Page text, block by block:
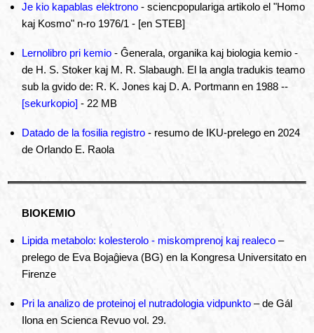
Je kio kapablas elektrono - sciencpopulariga artikolo el "Homo
kaj Kosmo" n-ro 1976/1 - [en STEB]
Lernolibro pri kemio - Ĝenerala, organika kaj biologia kemio -
de H. S. Stoker kaj M. R. Slabaugh. El la angla tradukis teamo
sub la gvido de: R. K. Jones kaj D. A. Portmann en 1988 --
[sekurkopio] - 22 MB
Datado de la fosilia registro - resumo de IKU-prelego en 2024
de Orlando E. Raola
BIOKEMIO
Lipida metabolo: kolesterolo - miskomprenoj kaj realeco –
prelego de Eva Bojaĝieva (BG) en la Kongresa Universitato en
Firenze
Pri la analizo de proteinoj el nutradologia vidpunkto – de Gál
Ilona en Scienca Revuo vol. 29.